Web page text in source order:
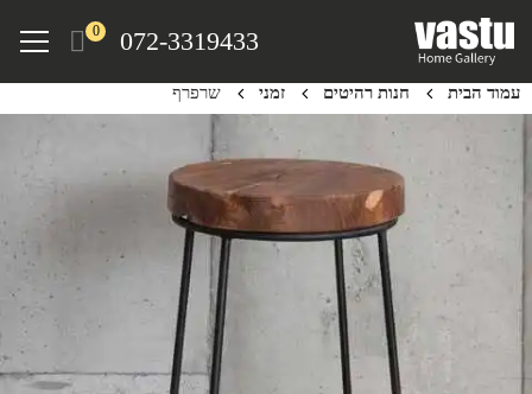
content
072-3319433
0
Menu
עמוד הבית חנות רהיטים זמני שרפרף